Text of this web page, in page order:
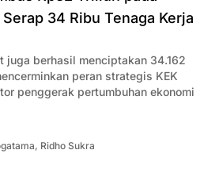
34 Ribu Tenaga Kerja
juga berhasil menciptakan 34.162
peran strategis KEK
penggerak pertumbuhan ekonomi
, Ridho Sukra